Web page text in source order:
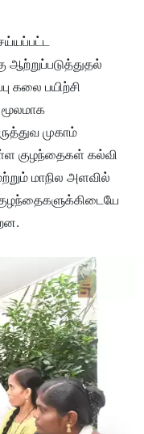
ஆற்றுப்படுத்துதல்
கலை பயிற்சி
முகாம்
குழந்தைகள் கல்வி
மாநில அளவில்